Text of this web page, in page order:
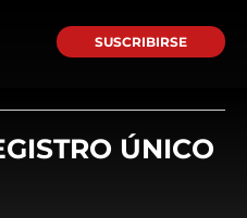
SUSCRIBIRSE
ÚNICO